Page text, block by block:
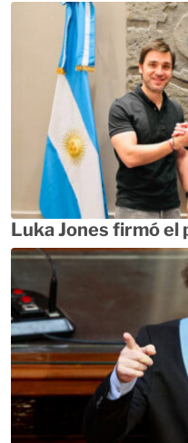
Luka Jones firmó el